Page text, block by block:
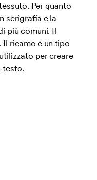
Per quanto
serigrafia e la
più comuni. Il
Il ricamo è un tipo
per creare
testo.